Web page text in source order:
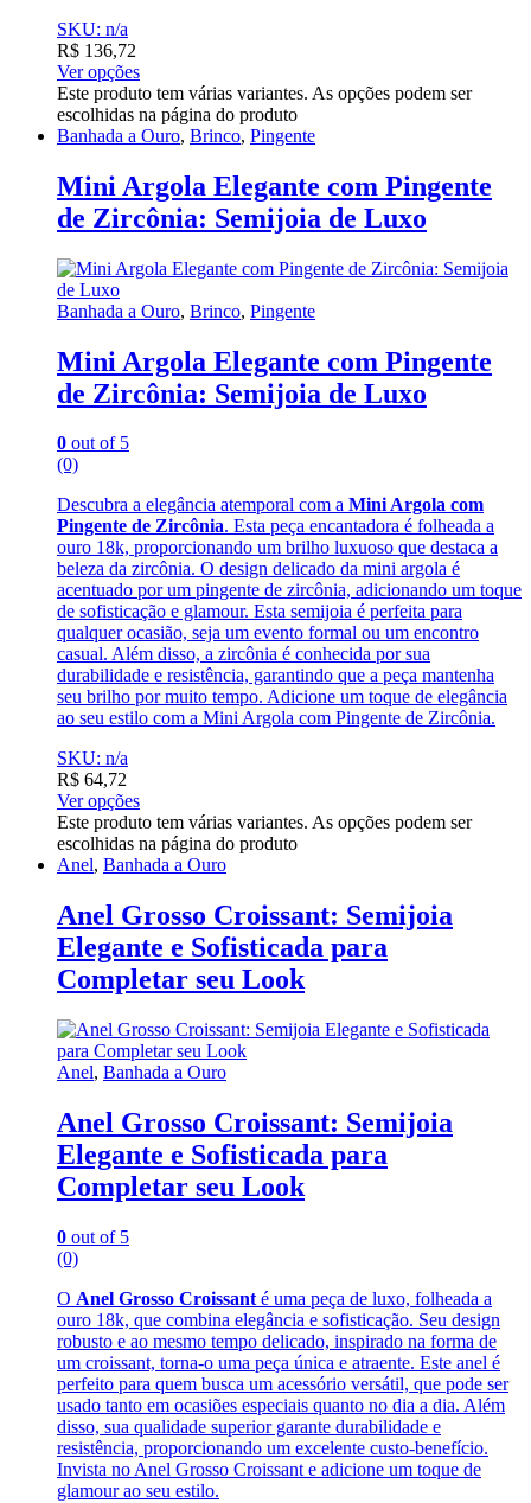
SKU: n/a
R$ 136,72
Ver opções
Este produto tem várias variantes. As opções podem ser
escolhidas na página do produto
Banhada a Ouro, Brinco, Pingente
Mini Argola Elegante com Pingente
de Zircônia: Semijoia de Luxo
Banhada a Ouro, Brinco, Pingente
Mini Argola Elegante com Pingente
de Zircônia: Semijoia de Luxo
0 out of 5
(0)
Descubra a elegância atemporal com a Mini Argola com
Pingente de Zircônia. Esta peça encantadora é folheada a
ouro 18k, proporcionando um brilho luxuoso que destaca a
beleza da zircônia. O design delicado da mini argola é
acentuado por um pingente de zircônia, adicionando um toque
de sofisticação e glamour. Esta semijoia é perfeita para
qualquer ocasião, seja um evento formal ou um encontro
casual. Além disso, a zircônia é conhecida por sua
durabilidade e resistência, garantindo que a peça mantenha
seu brilho por muito tempo. Adicione um toque de elegância
ao seu estilo com a Mini Argola com Pingente de Zircônia.
SKU: n/a
R$ 64,72
Ver opções
Este produto tem várias variantes. As opções podem ser
escolhidas na página do produto
Anel, Banhada a Ouro
Anel Grosso Croissant: Semijoia
Elegante e Sofisticada para
Completar seu Look
Anel, Banhada a Ouro
Anel Grosso Croissant: Semijoia
Elegante e Sofisticada para
Completar seu Look
0 out of 5
(0)
O Anel Grosso Croissant é uma peça de luxo, folheada a
ouro 18k, que combina elegância e sofisticação. Seu design
robusto e ao mesmo tempo delicado, inspirado na forma de
um croissant, torna-o uma peça única e atraente. Este anel é
perfeito para quem busca um acessório versátil, que pode ser
usado tanto em ocasiões especiais quanto no dia a dia. Além
disso, sua qualidade superior garante durabilidade e
resistência, proporcionando um excelente custo-benefício.
Invista no Anel Grosso Croissant e adicione um toque de
glamour ao seu estilo.